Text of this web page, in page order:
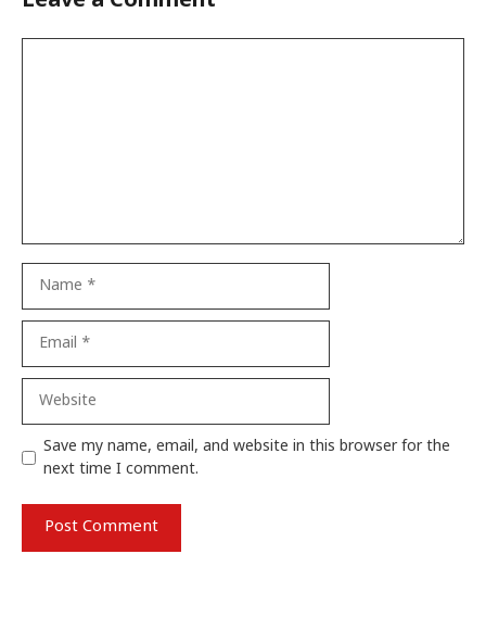
Website
Save my name, email, and website in this browser for the
next time I comment.